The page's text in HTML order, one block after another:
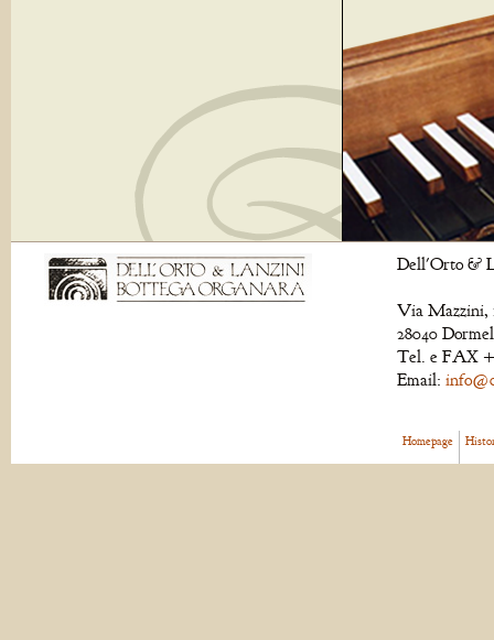
Dell'Orto &
Via Mazzini,
28040
Tel. e FAX
Email:
Homepage